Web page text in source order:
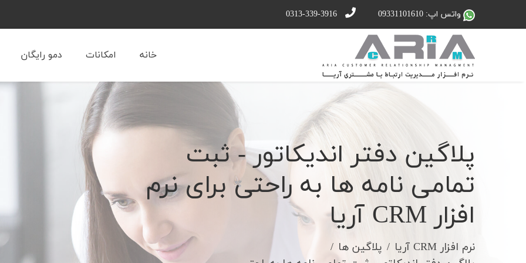
واتس اپ: 09331101610 0313-339-3916
خانه امکانات دمو رایگان
پلاگین دفتر اندیکاتور - ثبت
تمامی نامه ها به راحتی برای نرم
افزار CRM آریا
نرم افزار CRM آریا
پلاگین ها